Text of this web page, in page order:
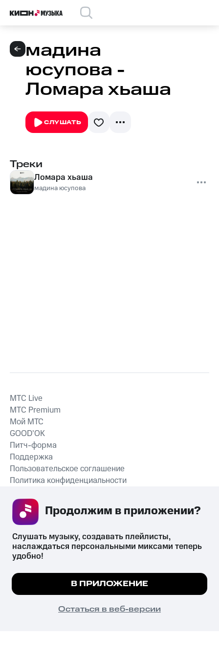
мадина
юсупова -
Ломара хьаша
СЛУШАТЬ
Треки
Ломара хьаша
мадина юсупова
СКАЧАТЬ ПРИЛОЖЕНИЕ
MTС Live
MTС Premium
Мой МТС
GOOD’OK
Питч-форма
Поддержка
Пользовательское соглашение
Политика конфиденциальности
психотропных веществ, их аналогов причиняет вред здоровью,
их незаконный оборот запрещён и влечёт установленную
законодательством ответственность.
© 2026 ООО «КИОН».
Все права защищены
Мы используем куки, чтобы на сайте все
Подробнее
ПОНЯТНО
Слушать музыку, создавать плейлисты,
наслаждаться персональными миксами теперь
удобно!
В ПРИЛОЖЕНИЕ
Остаться в веб-версии